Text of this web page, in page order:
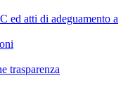
ed atti di adeguamento a
trasparenza